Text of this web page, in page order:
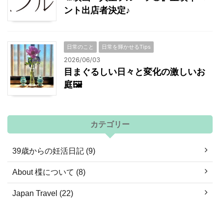
ント出店者決定♪
日常のこと 日常を輝かせるTips
2026/06/03
目まぐるしい日々と変化の激しいお
庭🖼
カテゴリー
39歳からの妊活日記 (9)
About 楪について (8)
Japan Travel (22)